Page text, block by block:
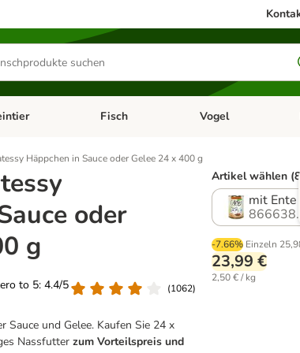
Menü öffnen: Hundefutter & Zubehör
Kategorie-Menü öffnen: Kleintier
Fisch Kategorie-Menü
Vogel
Häppchen in Sauce oder Gelee 24 x 400 g
oder
g
to 5: 4.4/5
(1062)
Sauce und Gelee. Kaufen Sie 24 x
Nassfutter zum Vorteilspreis und
Artikel wählen (8
mit Ente
866638.0
-7.66% Einzeln
23,99 €
2,50 € / kg